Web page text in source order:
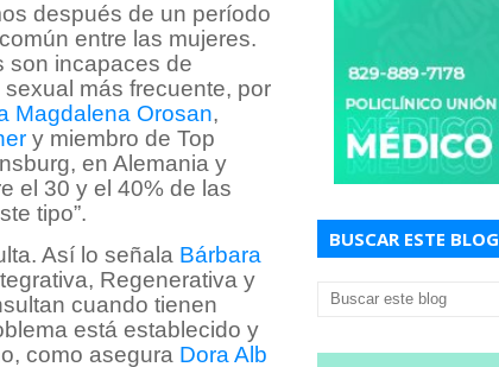
después de un período
entre las mujeres.
son incapaces de
más frecuente, por
Magdalena Orosan,
y miembro de Top
en Alemania y
el 30 y el 40% de las
tipo”.
Así lo señala Bárbara
Regenerativa y
cuando tienen
está establecido y
como asegura Dora Alb
BUSCAR ESTE BLOG